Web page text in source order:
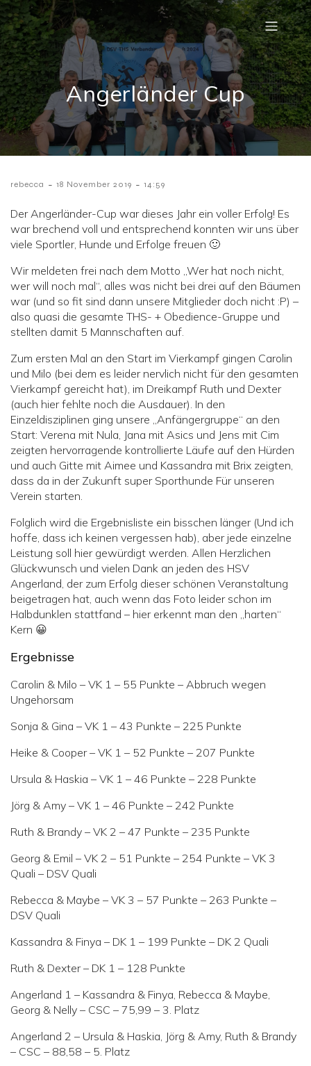
Angerländer Cup
rebecca - 18 November 2019 - 14:59
Der Angerländer-Cup war dieses Jahr ein voller Erfolg! Es
war brechend voll und entsprechend konnten wir uns über
viele Sportler, Hunde und Erfolge freuen 🙂
Wir meldeten frei nach dem Motto „Wer hat noch nicht,
wer will noch mal“, alles was nicht bei drei auf den Bäumen
war (und so fit sind dann unsere Mitglieder doch nicht :P) –
also quasi die gesamte THS- + Obedience-Gruppe und
stellten damit 5 Mannschaften auf.
Zum ersten Mal an den Start im Vierkampf gingen Carolin
und Milo (bei dem es leider nervlich nicht für den gesamten
Vierkampf gereicht hat), im Dreikampf Ruth und Dexter
(auch hier fehlte noch die Ausdauer). In den
Einzeldisziplinen ging unsere „Anfängergruppe“ an den
Start: Verena mit Nula, Jana mit Asics und Jens mit Cim
zeigten hervorragende kontrollierte Läufe auf den Hürden
und auch Gitte mit Aimee und Kassandra mit Brix zeigten,
dass da in der Zukunft super Sporthunde Für unseren
Verein starten.
Folglich wird die Ergebnisliste ein bisschen länger (Und ich
hoffe, dass ich keinen vergessen hab), aber jede einzelne
Leistung soll hier gewürdigt werden. Allen Herzlichen
Glückwunsch und vielen Dank an jeden des HSV
Angerland, der zum Erfolg dieser schönen Veranstaltung
beigetragen hat, auch wenn das Foto leider schon im
Halbdunklen stattfand – hier erkennt man den „harten“
Kern 😀
Ergebnisse
Carolin & Milo – VK 1 – 55 Punkte – Abbruch wegen
Ungehorsam
Sonja & Gina – VK 1 – 43 Punkte – 225 Punkte
Heike & Cooper – VK 1 – 52 Punkte – 207 Punkte
Ursula & Haskia – VK 1 – 46 Punkte – 228 Punkte
Jörg & Amy – VK 1 – 46 Punkte – 242 Punkte
Ruth & Brandy – VK 2 – 47 Punkte – 235 Punkte
Georg & Emil – VK 2 – 51 Punkte – 254 Punkte – VK 3
Quali – DSV Quali
Rebecca & Maybe – VK 3 – 57 Punkte – 263 Punkte –
DSV Quali
Kassandra & Finya – DK 1 – 199 Punkte – DK 2 Quali
Ruth & Dexter – DK 1 – 128 Punkte
Angerland 1 – Kassandra & Finya, Rebecca & Maybe,
Georg & Nelly – CSC – 75,99 – 3. Platz
Angerland 2 – Ursula & Haskia, Jörg & Amy, Ruth & Brandy
– CSC – 88,58 – 5. Platz